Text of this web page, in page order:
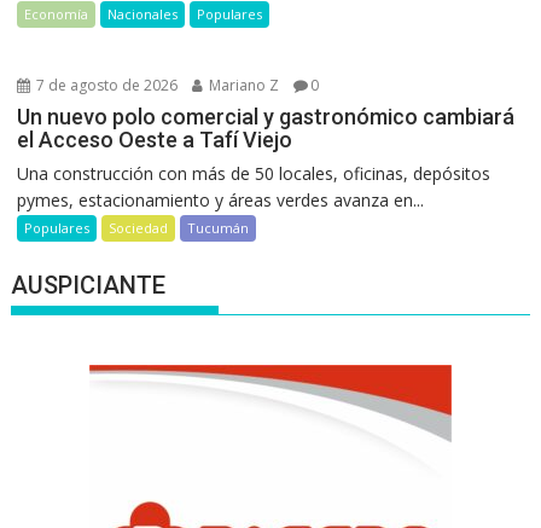
Economía Nacionales Populares
7 de agosto de 2026 Mariano Z 0
Un nuevo polo comercial y gastronómico cambiará
el Acceso Oeste a Tafí Viejo
Una construcción con más de 50 locales, oficinas, depósitos
pymes, estacionamiento y áreas verdes avanza en...
Populares Sociedad Tucumán
AUSPICIANTE